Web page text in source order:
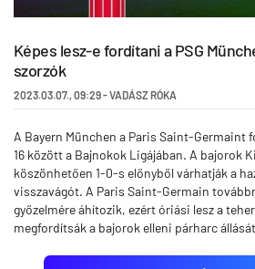
Képes lesz-e fordítani a PSG
szorzók
2023.03.07.,09:29-VADÁSZ RÓKA
A Bayern München a Paris Saint-Germaint
16 között a Bajnokok Ligájában. A bajorok
köszönhetően 1-0-s előnyből várhatják a
visszavágót. A Paris Saint-Germain
győzelmére áhítozik, ezért óriási lesz a
megfordítsák a bajorok elleni párharc